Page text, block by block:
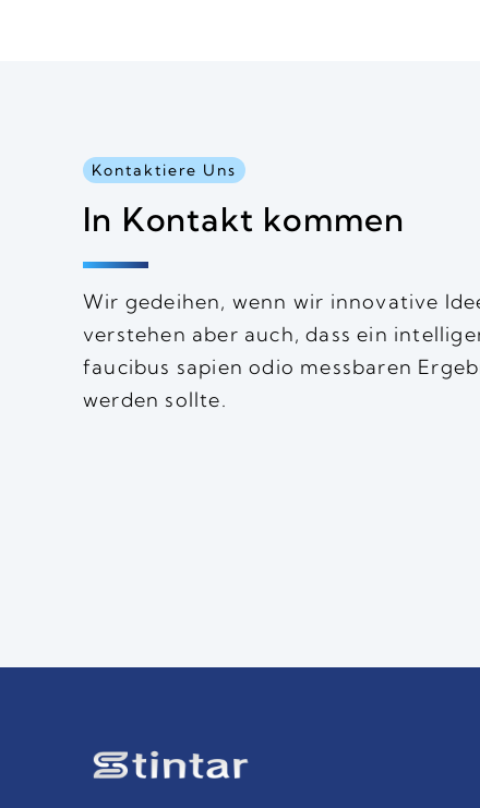
Kontaktiere Uns
In Kontakt kommen
Wir gedeihen, wenn wir innovative
verstehen aber auch, dass ein
faucibus sapien odio messbaren
werden sollte.